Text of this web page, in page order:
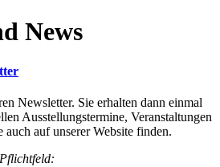
News
Newsletter. Sie erhalten dann einmal
Ausstellungstermine, Veranstaltungen
auch auf unserer Website finden.